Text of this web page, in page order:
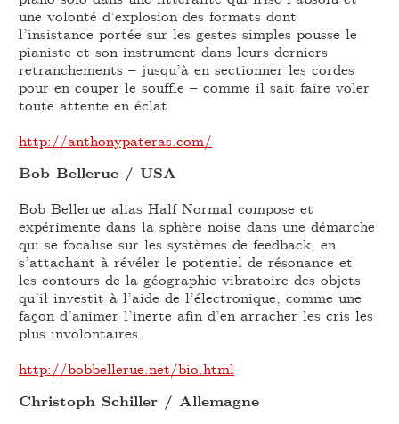
une volonté d’explosion des formats dont
l’insistance portée sur les gestes simples pousse le
pianiste et son instrument dans leurs derniers
retranchements – jusqu’à en sectionner les cordes
pour en couper le souffle – comme il sait faire voler
toute attente en éclat.
http://anthonypateras.com/
Bob Bellerue / USA
Bob Bellerue alias Half Normal compose et
expérimente dans la sphère noise dans une démarche
qui se focalise sur les systèmes de feedback, en
s’attachant à révéler le potentiel de résonance et
les contours de la géographie vibratoire des objets
qu’il investit à l’aide de l’électronique, comme une
façon d’animer l’inerte afin d’en arracher les cris les
plus involontaires.
http://bobbellerue.net/bio.html
Christoph Schiller / Allemagne